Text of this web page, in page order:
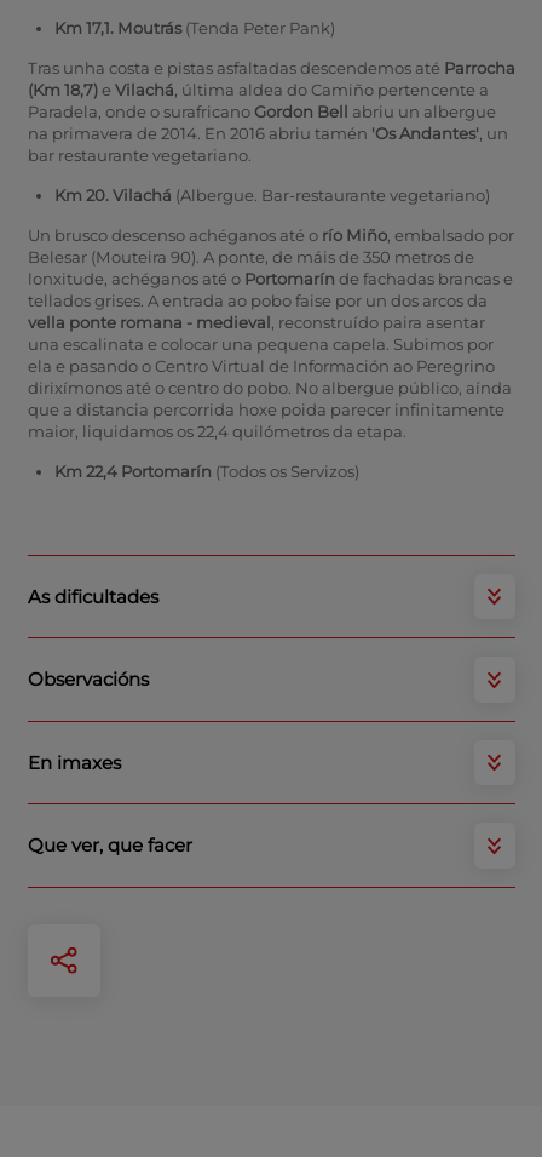
Km 17,1. Moutrás(Tenda Peter Pank)
Tras unha costa e pistas asfaltadas descendemos até Parrocha
(Km 18,7)e Vilachá , última aldea do Camiño pertencente a
Paradela, onde o surafricano Gordon Bell abriu un albergue
na primavera de 2014. En 2016 abriu tamén 'Os Andantes' , un
bar restaurante vegetariano.
Km 20. Vilachá (Albergue. Bar-restaurante vegetariano)
Un brusco descenso achéganos até o río Miño, embalsado por
Belesar (Mouteira 90). A ponte, de máis de 350 metros de
lonxitude, achéganos até o Portomarín de fachadas brancas e
tellados grises. A entrada ao pobo faise por un dos arcos da
vella ponte romana - medieval , reconstruído paira asentar
una escalinata e colocar una pequena capela. Subimos por
ela e pasando o Centro Virtual de Información ao Peregrino
dirixímonos até o centro do pobo. No albergue público, aínda
que a distancia percorrida hoxe poida parecer infinitamente
maior, liquidamos os 22,4 quilómetros da etapa.
Km 22,4 Portomarín (Todos os Servizos)
As dificultades
Observacións
En imaxes
Que ver, que facer